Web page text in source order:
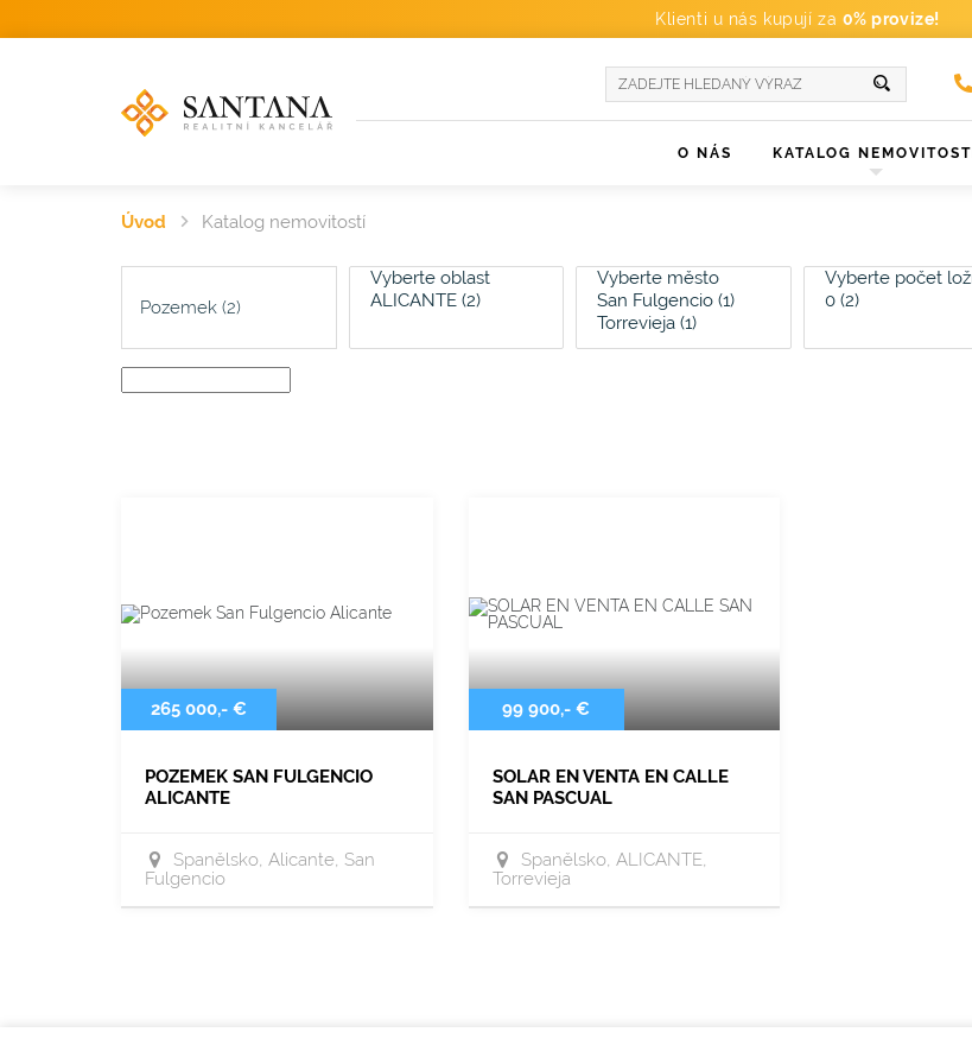
Klienti u nás kupují za 0% provize!
O NÁS KATALOG NEMOVITOSTÍ
Úvod Katalog nemovitostí
265 000,- €
POZEMEK SAN FULGENCIO
ALICANTE
Španělsko, Alicante, San
Fulgencio
99 900,- €
SOLAR EN VENTA EN CALLE
SAN PASCUAL
Španělsko, ALICANTE,
Torrevieja